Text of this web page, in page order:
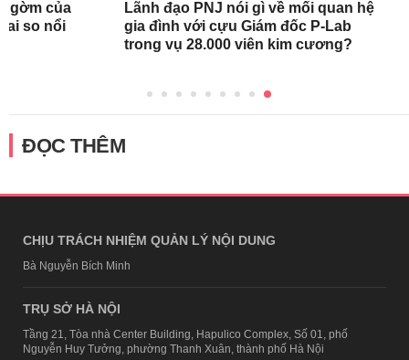
gờm của
ai so nổi
Lãnh đạo PNJ nói gì về mối quan hệ
gia đình với cựu Giám đốc P-Lab
trong vụ 28.000 viên kim cương?
ĐỌC THÊM
CHỊU TRÁCH NHIỆM QUẢN LÝ NỘI DUNG
Bà Nguyễn Bích Minh
TRỤ SỞ HÀ NỘI
Tầng 21, Tòa nhà Center Building, Hapulico Complex, Số 01, phố
Nguyễn Huy Tưởng, phường Thanh Xuân, thành phố Hà Nội